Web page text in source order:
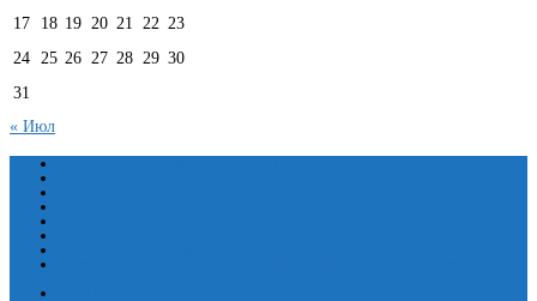
17
18 19 20 21 22 23
24 25 26 27 28 29 30
31
« Июл